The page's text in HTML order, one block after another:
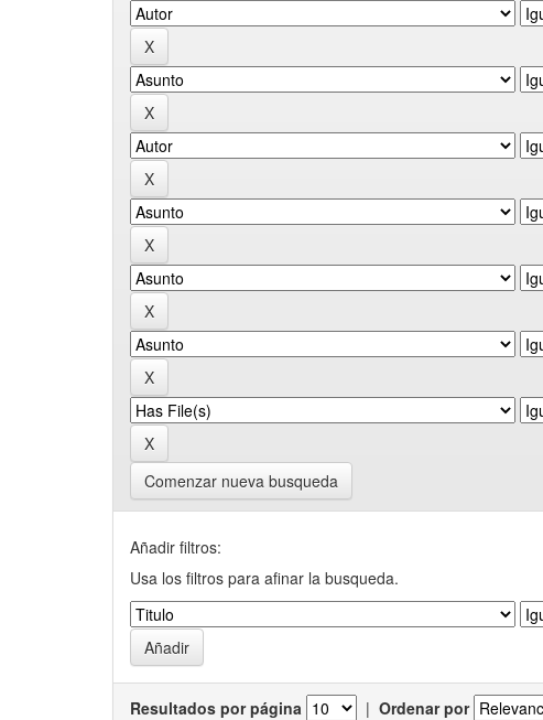
Comenzar nueva busqueda
Añadir filtros:
Usa los filtros para afinar la busqueda.
Resultados por página | Ordenar por